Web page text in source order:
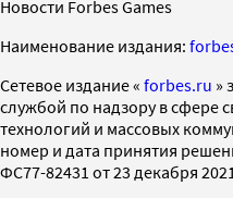
Новости Forbes Games
Наименование издания:
Cетевое издание « forbes.ru »
службой по надзору в сфере
технологий и массовых
номер и дата принятия
ФС77-82431 от 23 декабря